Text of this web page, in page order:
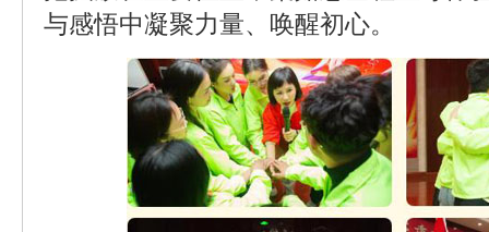
与感悟中凝聚力量、唤醒初心。